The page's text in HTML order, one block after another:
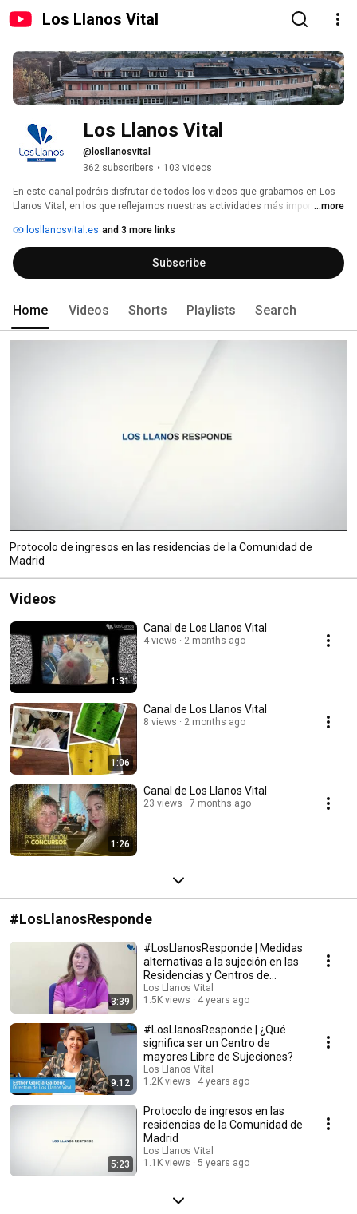
Los Llanos Vital
Los Llanos Vital
@losllanosvital
362 subscribers • 103 videos
En este canal podréis disfrutar de todos los videos que grabamos en Los
Llanos Vital, en los que reflejamos nuestras actividades más importantes.
...more
losllanosvital.es and 3 more links
Subscribe
Home Videos Shorts Playlists Search
Protocolo de ingresos en las residencias de la Comunidad de
Madrid
Videos
1:31
Canal de Los Llanos Vital
4 views 2 months ago
1:06
Canal de Los Llanos Vital
8 views 2 months ago
1:26
Canal de Los Llanos Vital
23 views 7 months ago
#LosLlanosResponde
3:39
#LosLlanosResponde | Medidas
alternativas a la sujeción en las
Residencias y Centros de
mayores
Los Llanos Vital
1.5K views
4 years ago
9:12
#LosLlanosResponde | ¿Qué
significa ser un Centro de
mayores Libre de Sujeciones?
Los Llanos Vital
1.2K views
4 years ago
5:23
Protocolo de ingresos en las
residencias de la Comunidad de
Madrid
Los Llanos Vital
1.1K views
5 years ago